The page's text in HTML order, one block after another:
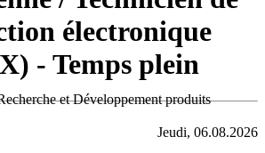
électronique
- Temps plein
et Développement produits
Jeudi, 06.08.2026